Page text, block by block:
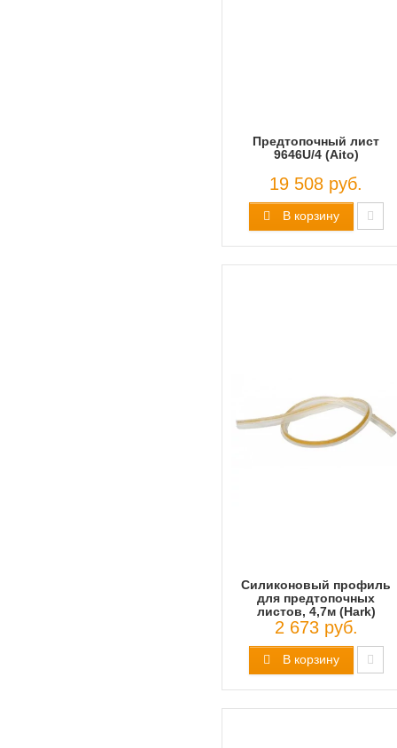
Предтопочный лист
9646U/4 (Aito)
19 508 руб.
В корзину
Силиконовый профиль
для предтопочных
листов, 4,7м (Hark)
2 673 руб.
В корзину